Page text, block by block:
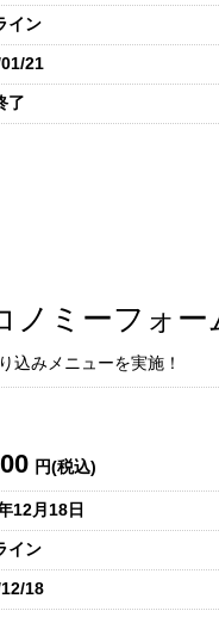
イン
21
了
ノミーフォ
込みメニューを実施！
円(税込)
12月18日
イン
18